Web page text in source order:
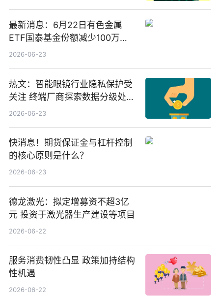
最新消息：6月22日有色金属
ETF国泰基金份额减少100万
份，重仓股紫金矿业、洛阳钼
2026-06-23
热文：智能眼镜行业隐私保护受
关注 终端厂商探索数据分级处理
等方案
2026-06-23
快消息！期货保证金与杠杆控制
的核心原则是什么？
2026-06-23
德龙激光：拟定增募资不超3亿
元 投资于激光器生产建设等项目
2026-06-22
服务消费韧性凸显 政策加持结构
性机遇
2026-06-22